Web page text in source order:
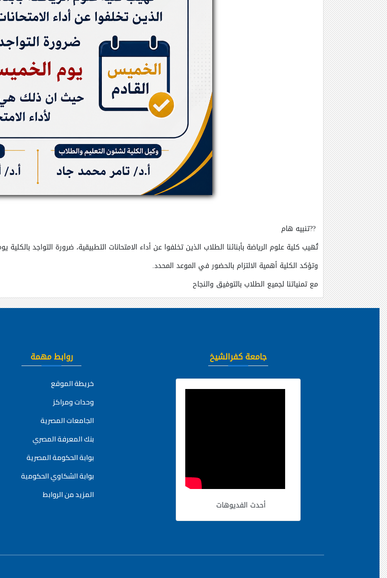
??تنبيه هام
تُهيب كلية علوم الرياضة بأبنائنا الطلاب الذين تخلفوا عن أداء الامتحانات التطبيقية، ضرورة التواجد بالكلية
وتؤكد الكلية أهمية الالتزام بالحضور في الموعد المحدد.
مع تمنياتنا لجميع الطلاب بالتوفيق والنجاح
جامعة كفرالشيخ
أحدث الفديوهات
روابط مهمة
خريطة الموقع
وحدات ومراكز
الجامعات المصرية
بنك المعرفة المصري
بوابة الحكومة المصرية
بوابة الشكاوي الحكومية
المزيد من الروابط